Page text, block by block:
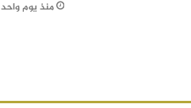
منذ يوم واحد